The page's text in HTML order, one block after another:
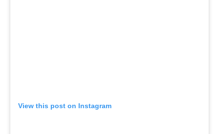
View this post on Instagram